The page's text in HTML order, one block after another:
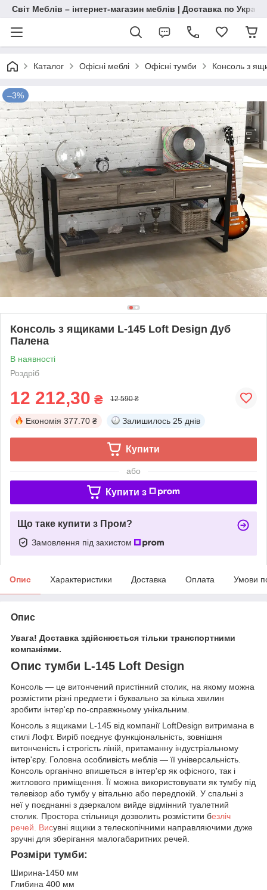
Світ Меблів – інтернет-магазин меблів | Доставка по
Каталог Офісні меблі Офісні тумби Консоль з
–3%
Консоль з ящиками L-145 Loft Design Дуб
Палена
В наявності
Роздріб
12 212,30 ₴ 12 590 ₴
Економія 377.70 ₴ Залишилось 25 днів
Купити
або
Купити з
Що таке купити з Пром?
Замовлення під захистом
Опис Характеристики Доставка Оплата Умови
Опис
Увага! Доставка здійснюється тільки транспортними
компаніями.
Опис тумби L-145 Loft Design
Консоль — це витончений пристінний столик, на якому можна
розмістити різні предмети і буквально за кілька хвилин
зробити інтер'єр по-справжньому унікальним.
Консоль з ящиками L-145 від компанії LoftDesign витримана в
стилі Лофт. Виріб поєднує функціональність, зовнішня
витонченість і строгість ліній, притаманну індустріальному
інтер'єру. Головна особливість меблів — її універсальність.
Консоль органічно впишеться в інтер'єр як офісного, так і
житлового приміщення. Її можна використовувати як тумбу під
телевізор або тумбу у вітальню або передпокій. У спальні з
неї у поєднанні з дзеркалом вийде відмінний туалетний
столик. Простора стільниця дозволить розмістити безліч
речей. Висувні ящики з телескопічними направляючими дуже
зручні для зберігання малогабаритних речей.
Розміри тумби:
Ширина-1450 мм
Глибина 400 мм